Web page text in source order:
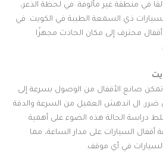
في منطقة غير مألوفة. في لحظة الذعر،
ذي السمعة الطيبة في الكويت. في
محترف إلى مكان الحادث مجهزًا
تمكن صانع الأقفال من الوصول بسرعة إلى
ضرر. ال اندهش العميل من السرعة والدقة
دراسة الحالة هذه الضوء على أهمية
السيارات على مدار الساعة، مما
في أي موقف.